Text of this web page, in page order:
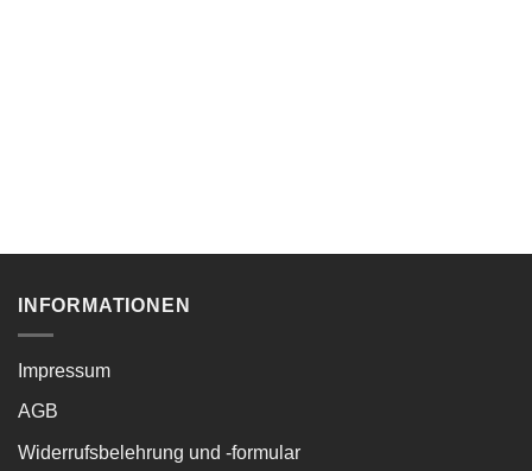
INFORMATIONEN
Impressum
AGB
Widerrufsbelehrung und -formular